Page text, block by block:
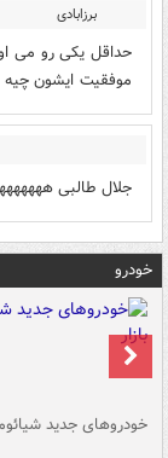
برزابادی
حداقل یکی رو می
موفقیت ایشون چیه
جلال طالبی
خودرو
خودروهای جدید